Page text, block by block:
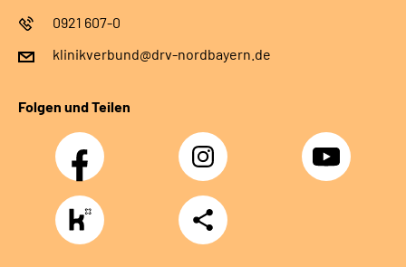
0921 607-0
klinikverbund@drv-nordbayern.de
Folgen und Teilen
Facebook Instagram Youtube
https://www.kununu.com/de/deutsche-
rentenversicherung-
nordbayern6
Teilen